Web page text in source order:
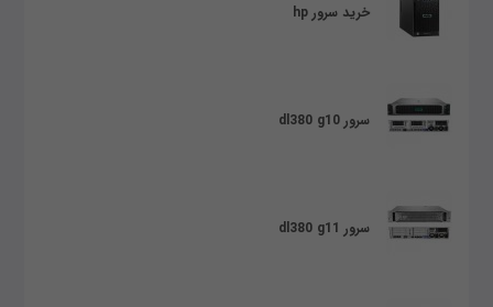
خرید سرور hp
سرور dl380 g10
سرور dl380 g11